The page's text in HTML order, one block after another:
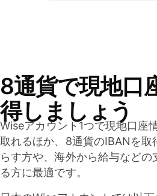
8通貨で現地口
得しましょう
Wiseアカウント1つで現地口座
取れるほか、8通貨のIBANを取
らす方や、海外から給与など
る方に最適です。